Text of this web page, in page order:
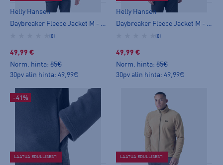
Helly Hansen
Daybreaker Fleece Jacket M - miesten fleecetakki
(0)
49,99 €
Norm. hinta: 85€
30pv alin hinta: 49,99€
Helly Hansen
Daybreaker Fleece Jacket M - miesten fleecetakki
(0)
49,99 €
Norm. hinta: 85€
30pv alin hinta: 49,99€
-41%
LAATUA EDULLISESTI LAATUA EDULLISESTI